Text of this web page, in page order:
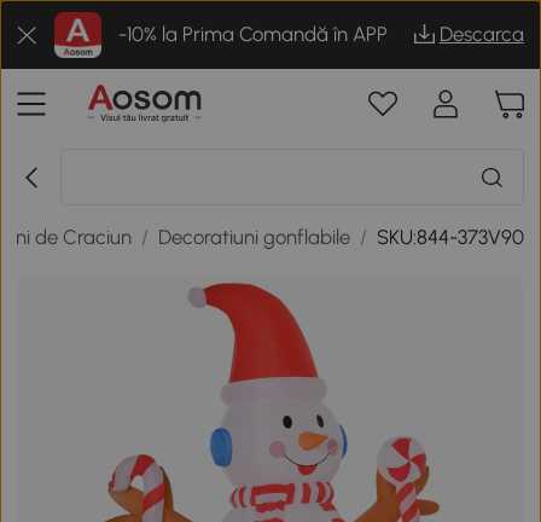
-10% la Prima Comandă în APP Descarca
de Craciun / Decoratiuni gonflabile / SKU:844-373V90